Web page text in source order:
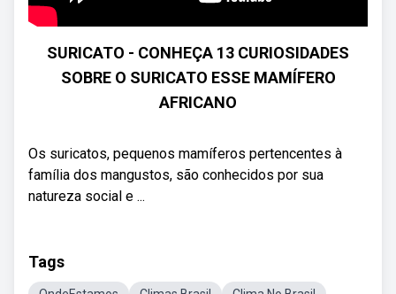
SURICATO - CONHEÇA 13 CURIOSIDADES
SOBRE O SURICATO ESSE MAMÍFERO
AFRICANO
Os suricatos, pequenos mamíferos pertencentes à
família dos mangustos, são conhecidos por sua
natureza social e ...
Tags